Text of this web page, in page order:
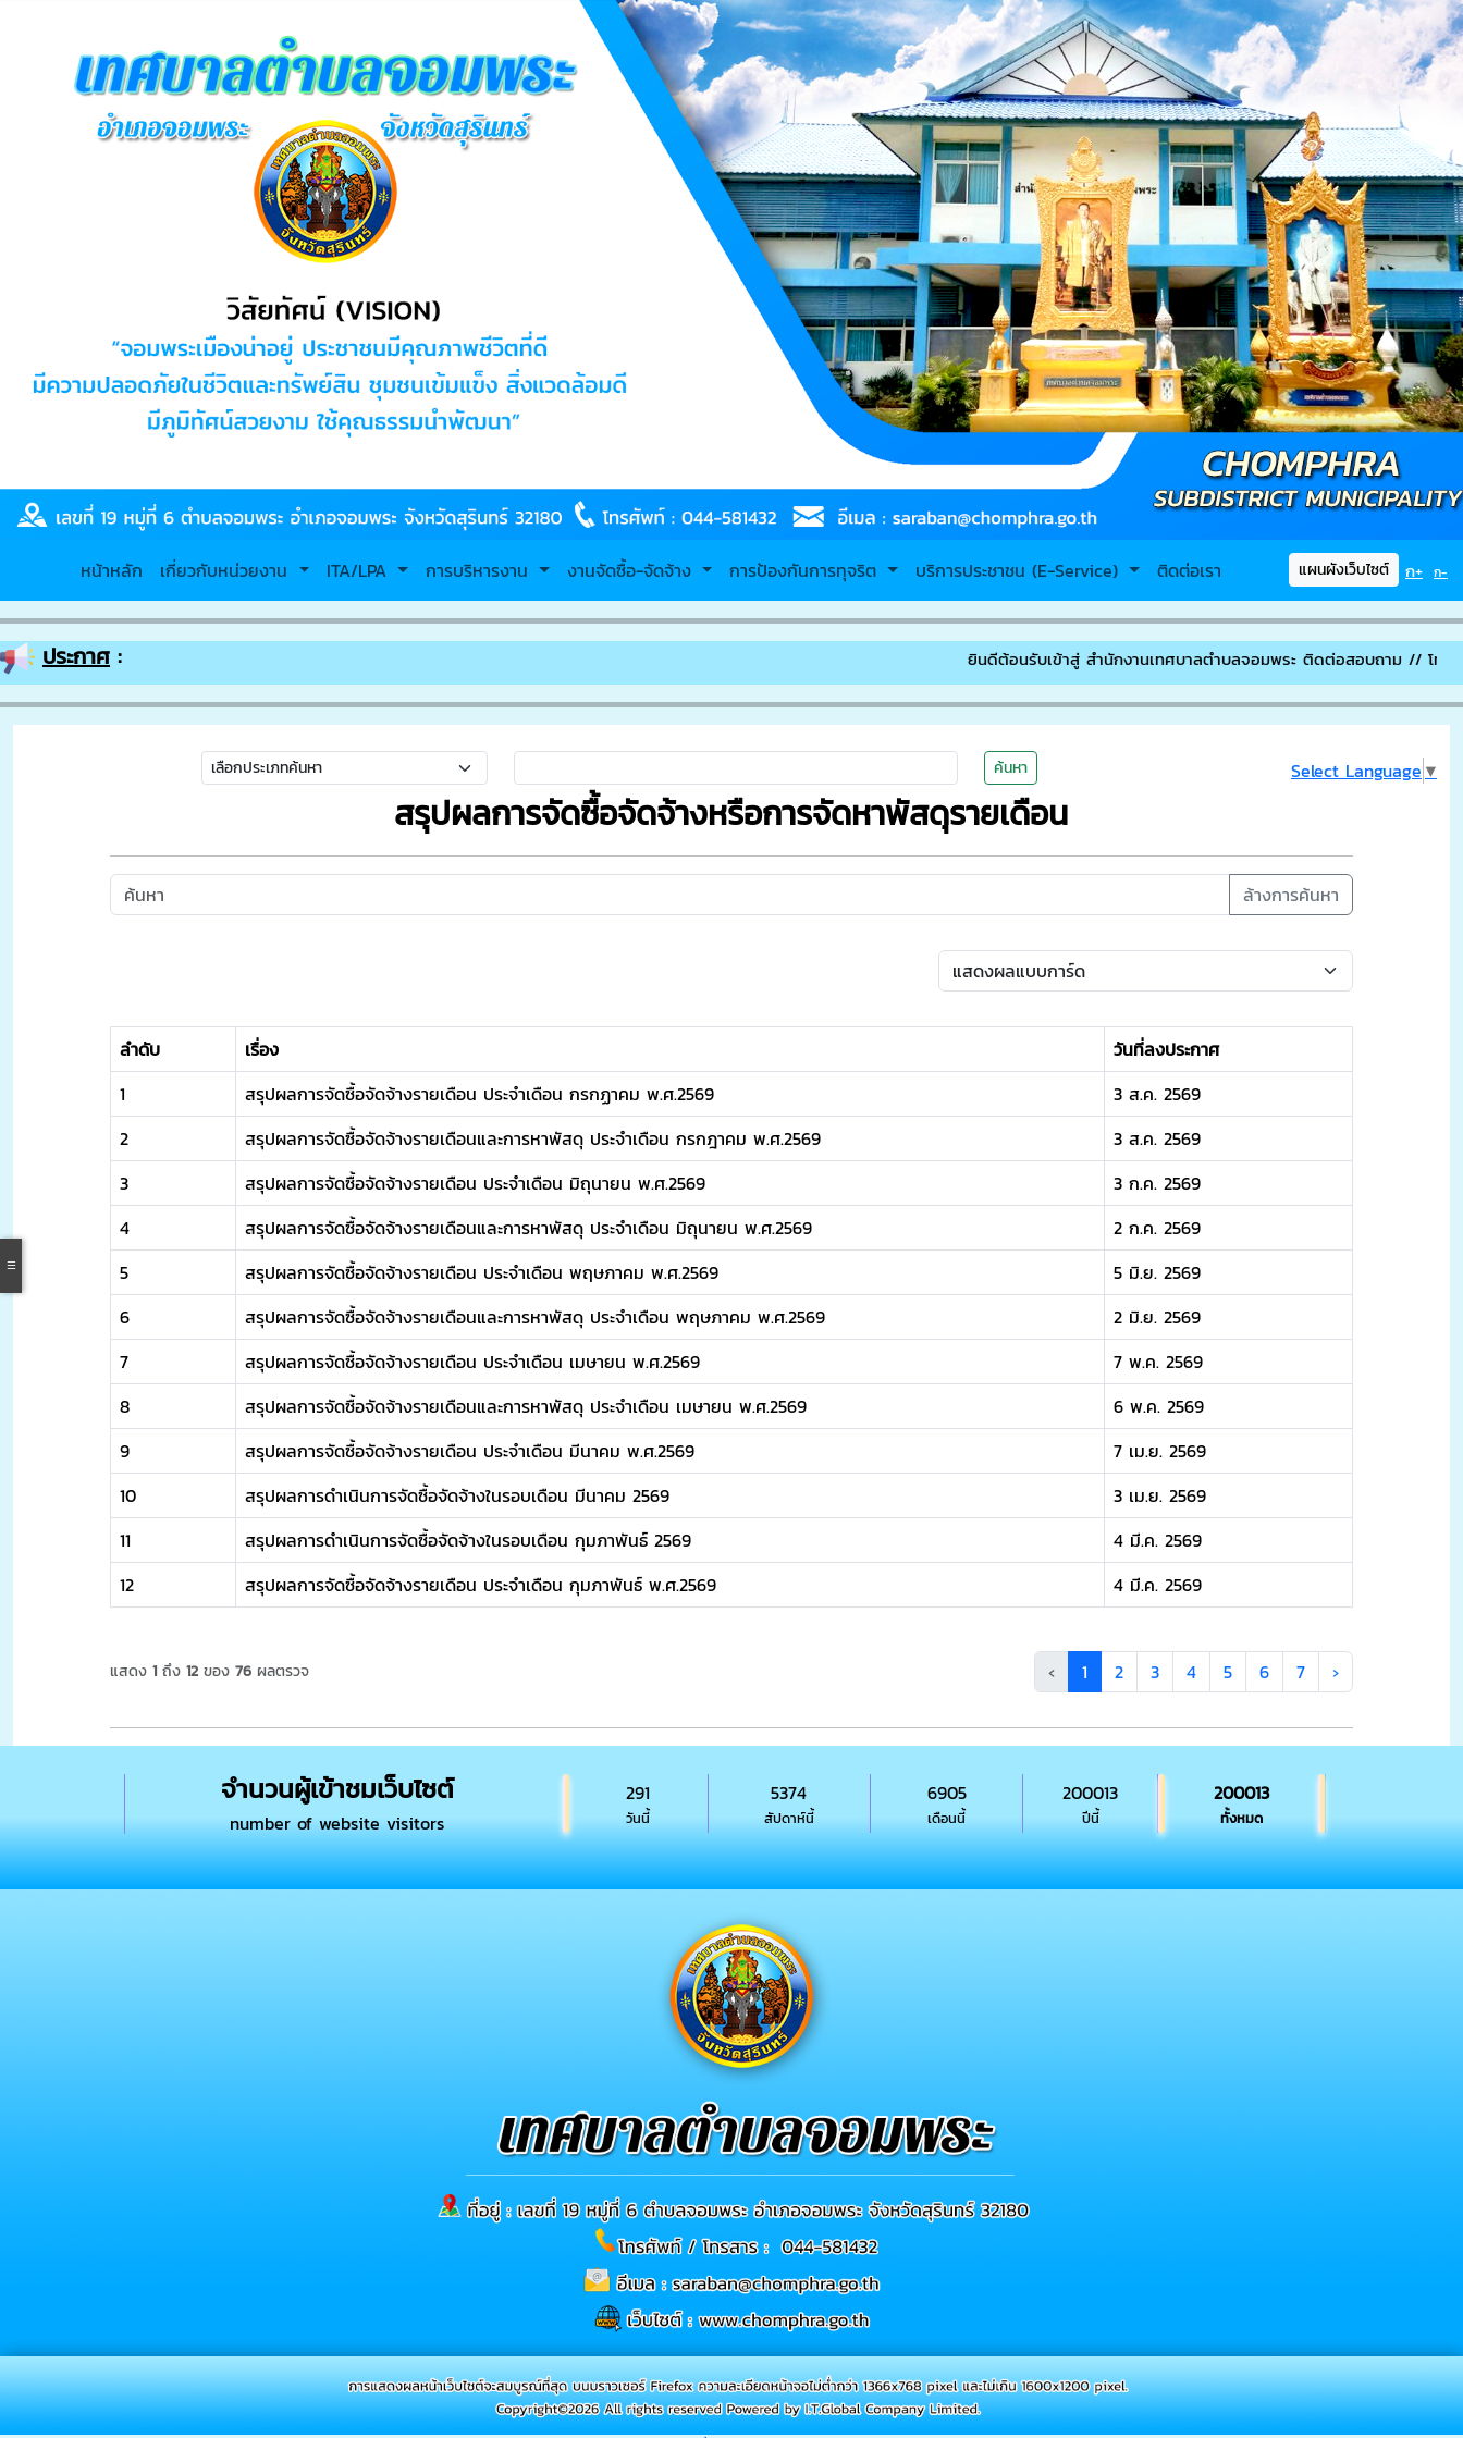
หน้าหลัก เกี่ยวกับหน่วยงาน ITA/LPA การบริหารงาน งานจัดซื้อ-จัดจ้าง การป้องกันการทุจริต บริการประชาชน (E-Service) ติดต่อเรา แผนผังเว็บไซต์ ก+ ก-
ประกาศ : ยินดีต้อนรับเข้าสู่ สำนักงานเทศบาลตำบลจอมพระ ติดต่อสอบถาม // โทรศัพท์ /
ค้นหา Select Language ▼
สรุปผลการจัดซื้อจัดจ้างหรือการจัดหาพัสดุรายเดือน
ล้างการค้นหา
ลำดับ เรื่อง
วันที่ลงประกาศ
1
สรุปผลการจัดซื้อจัดจ้างรายเดือน ประจำเดือน กรกฏาคม พ.ศ.2569
3 ส.ค. 2569
2
สรุปผลการจัดซื้อจัดจ้างรายเดือนและการหาพัสดุ ประจำเดือน กรกฎาคม พ.ศ.2569
3 ส.ค. 2569
3
สรุปผลการจัดซื้อจัดจ้างรายเดือน ประจำเดือน มิถุนายน พ.ศ.2569
3 ก.ค. 2569
4
สรุปผลการจัดซื้อจัดจ้างรายเดือนและการหาพัสดุ ประจำเดือน มิถุนายน พ.ศ.2569
2 ก.ค. 2569
5
สรุปผลการจัดซื้อจัดจ้างรายเดือน ประจำเดือน พฤษภาคม พ.ศ.2569
5 มิ.ย. 2569
6
สรุปผลการจัดซื้อจัดจ้างรายเดือนและการหาพัสดุ ประจำเดือน พฤษภาคม พ.ศ.2569
2 มิ.ย. 2569
7
สรุปผลการจัดซื้อจัดจ้างรายเดือน ประจำเดือน เมษายน พ.ศ.2569
7 พ.ค. 2569
8
สรุปผลการจัดซื้อจัดจ้างรายเดือนและการหาพัสดุ ประจำเดือน เมษายน พ.ศ.2569
6 พ.ค. 2569
9
สรุปผลการจัดซื้อจัดจ้างรายเดือน ประจำเดือน มีนาคม พ.ศ.2569
7 เม.ย. 2569
10
สรุปผลการดำเนินการจัดซื้อจัดจ้างในรอบเดือน มีนาคม 2569
3 เม.ย. 2569
11
สรุปผลการดำเนินการจัดซื้อจัดจ้างในรอบเดือน กุมภาพันธ์ 2569
4 มี.ค. 2569
12
สรุปผลการจัดซื้อจัดจ้างรายเดือน ประจำเดือน กุมภาพันธ์ พ.ศ.2569 4 มี.ค. 2569
แสดง 1ถึง 12ของ 76ผลตรวจ ‹ 1 2 3 4 5 6 7 ›
จำนวนผู้เข้าชมเว็บไซต์
number of website visitors วันนี้
291
สัปดาห์นี้
5374
เดือนนี้
6905
ปีนี้
200013
ทั้งหมด
200013